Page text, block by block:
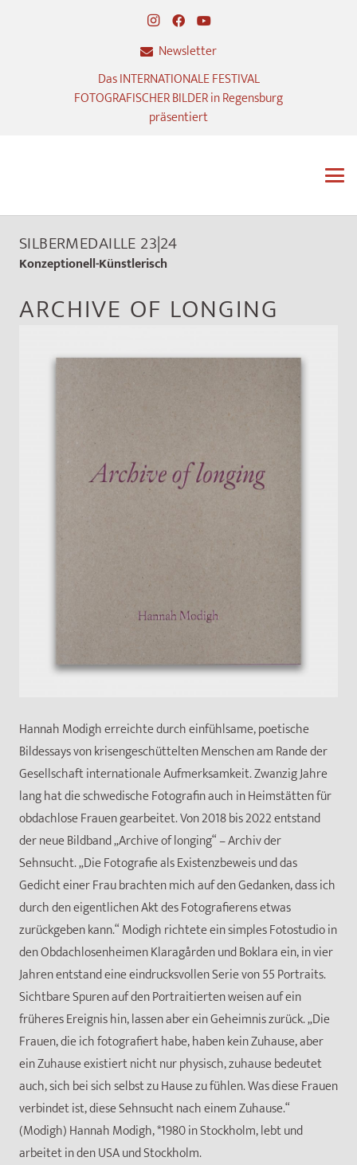
Newsletter
Das INTERNATIONALE FESTIVAL
FOTOGRAFISCHER BILDER in Regensburg
präsentiert
SILBERMEDAILLE 23|24
Konzeptionell-Künstlerisch
ARCHIVE OF LONGING
Hannah Modigh erreichte durch einfühlsame, poetische
Bildessays von krisengeschüttelten Menschen am Rande der
Gesellschaft internationale Aufmerksamkeit. Zwanzig Jahre
lang hat die schwedische Fotografin auch in Heimstätten für
obdachlose Frauen gearbeitet. Von 2018 bis 2022 entstand
der neue Bildband „Archive of longing“ – Archiv der
Sehnsucht. „Die Fotografie als Existenzbeweis und das
Gedicht einer Frau brachten mich auf den Gedanken, dass ich
durch den eigentlichen Akt des Fotografierens etwas
zurückgeben kann.“ Modigh richtete ein simples Fotostudio in
den Obdachlosenheimen Klaragården und Boklara ein, in vier
Jahren entstand eine eindrucksvollen Serie von 55 Portraits.
Sichtbare Spuren auf den Portraitierten weisen auf ein
früheres Ereignis hin, lassen aber ein Geheimnis zurück. „Die
Frauen, die ich fotografiert habe, haben kein Zuhause, aber
ein Zuhause existiert nicht nur physisch, zuhause bedeutet
auch, sich bei sich selbst zu Hause zu fühlen. Was diese Frauen
verbindet ist, diese Sehnsucht nach einem Zuhause.“
(Modigh) Hannah Modigh, *1980 in Stockholm, lebt und
arbeitet in den USA und Stockholm.